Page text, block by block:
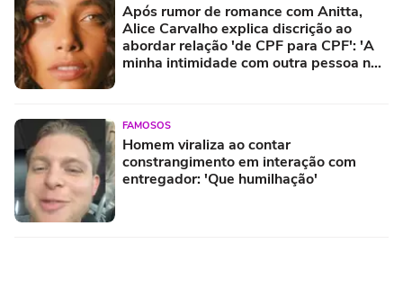
Após rumor de romance com Anitta,
Alice Carvalho explica discrição ao
abordar relação 'de CPF para CPF': 'A
minha intimidade com outra pessoa não
FAMOSOS
Homem viraliza ao contar
constrangimento em interação com
entregador: 'Que humilhação'